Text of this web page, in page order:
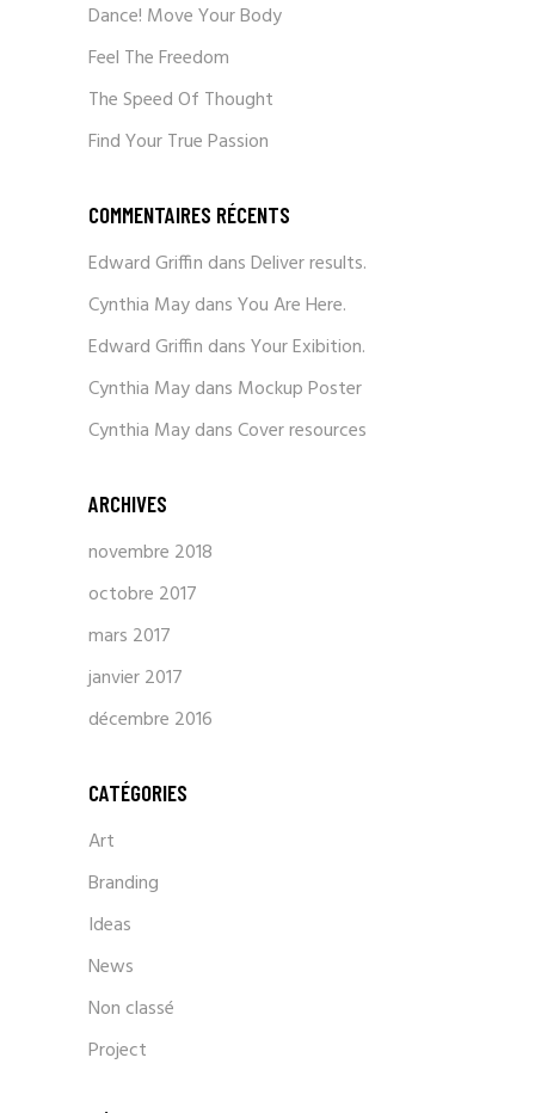
Dance! Move Your Body
Feel The Freedom
The Speed Of Thought
Find Your True Passion
COMMENTAIRES RÉCENTS
Edward Griffin dansDeliver results.
Cynthia MaydansYou Are Here.
Edward Griffin dansYour Exibition.
Cynthia Maydans Mockup Poster
Cynthia MaydansCover resources
ARCHIVES
novembre 2018
octobre 2017
mars 2017
janvier 2017
décembre 2016
CATÉGORIES
Art
Branding
Ideas
News
Non classé
Project